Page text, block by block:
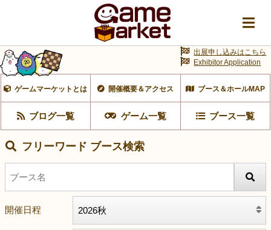
ゲームマーケットとは 開催概要＆アクセス ブース＆ホールMAP
ブログ一覧 ゲーム一覧 ブース一覧
出展申し込みはこちら
Exhibitor Application
フリーワード ブース検索
開催日程